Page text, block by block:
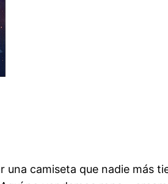
una camiseta que nadie más